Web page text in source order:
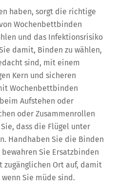
haben, sorgt die richtige
Wochenbettbinden
und das Infektionsrisiko
damit, Binden zu wählen,
sind, mit einem
Kern und sicheren
Wochenbettbinden
Aufstehen oder
oder Zusammenrollen
dass die Flügel unter
Handhaben Sie die Binden
Sie Ersatzbinden
Ort auf, damit
Sie müde sind.